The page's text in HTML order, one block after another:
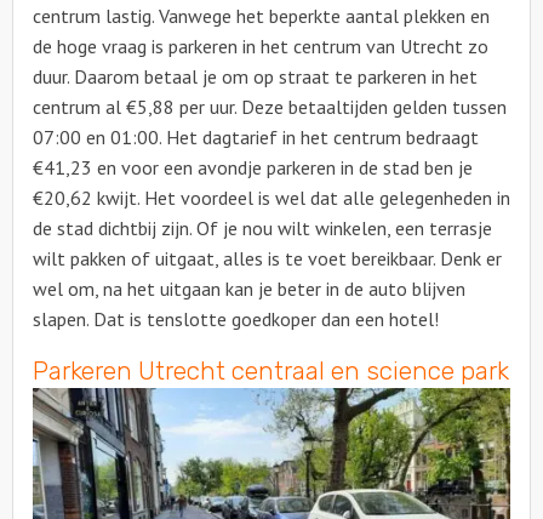
centrum lastig. Vanwege het beperkte aantal plekken en
de hoge vraag is parkeren in het centrum van Utrecht zo
duur. Daarom betaal je om op straat te parkeren in het
centrum al €5,88 per uur. Deze betaaltijden gelden tussen
07:00 en 01:00. Het dagtarief in het centrum bedraagt
€41,23 en voor een avondje parkeren in de stad ben je
€20,62 kwijt. Het voordeel is wel dat alle gelegenheden in
de stad dichtbij zijn. Of je nou wilt winkelen, een terrasje
wilt pakken of uitgaat, alles is te voet bereikbaar. Denk er
wel om, na het uitgaan kan je beter in de auto blijven
slapen. Dat is tenslotte goedkoper dan een hotel!
Parkeren Utrecht centraal en science park